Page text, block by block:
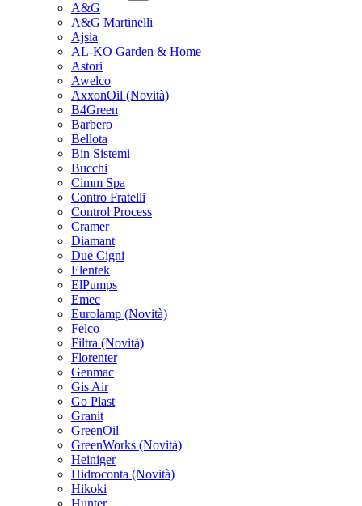
A&G
A&G Martinelli
Ajsia
AL-KO Garden & Home
Astori
Awelco
AxxonOil (Novità)
B4Green
Barbero
Bellota
Bin Sistemi
Bucchi
Cimm Spa
Contro Fratelli
Control Process
Cramer
Diamant
Due Cigni
Elentek
ElPumps
Emec
Eurolamp (Novità)
Felco
Filtra (Novità)
Florenter
Genmac
Gis Air
Go Plast
Granit
GreenOil
GreenWorks (Novità)
Heiniger
Hidroconta (Novità)
Hikoki
Hunter